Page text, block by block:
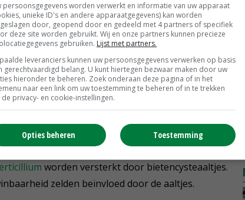
Cysten kunnen jarenlang overleven op een
en dringen de bietenwortels binnen. Op de
afrijpen en achterblijven in de bodem. Op die
versterkte zijwortelvorming van suikerbieten.
grondtarra toenemen. Verder ontstaat vaak
worden versterkt door bietencysteaaltjes.
zelden beïnvloed door de aaltjes.
persoonsgegevens worden verwerkt en informatie van uw apparaat
unieke ID's en andere apparaatgegevens) kan worden
door, geopend door en gedeeld met 4 partners of specifiek
deze site worden gebruikt. Wij en onze partners kunnen precieze
gebruiken. Lijst met partners.
leveranciers kunnen uw persoonsgegevens verwerken op basis
gerechtvaardigd belang. U kunt hiertegen bezwaar maken door uw
hieronder te beheren. Zoek onderaan deze pagina of in het
naar een link om uw toestemming te beheren of in te trekken
de privacy- en cookie-instellingen.
Toestemming
Opties beheren